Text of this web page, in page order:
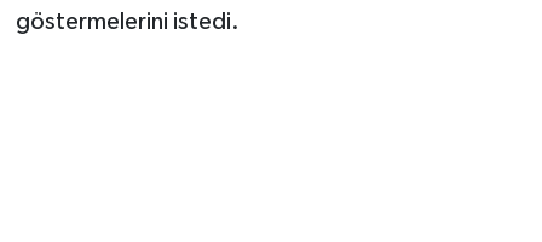
göstermelerini istedi.